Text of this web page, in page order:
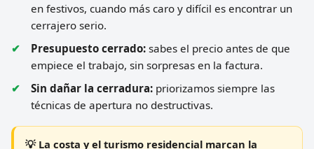
en festivos, cuando más caro y difícil es encontrar un
cerrajero serio.
Presupuesto cerrado: sabes el precio antes de que
empiece el trabajo, sin sorpresas en la factura.
Sin dañar la cerradura: priorizamos siempre las
técnicas de apertura no destructivas.
💡 La costa y el turismo residencial marcan la